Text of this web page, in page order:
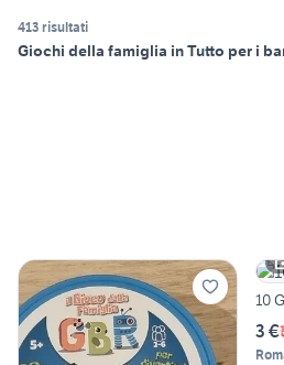
413 risultati
Giochi della famiglia in Tutto per i
10
3 €